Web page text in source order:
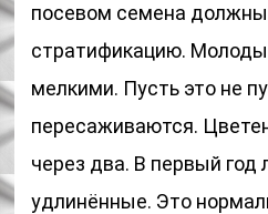
посевом семена
стратификацию.
мелкими. Пусть это не
пересаживаются.
через два. В первый год
удлинённые. Это